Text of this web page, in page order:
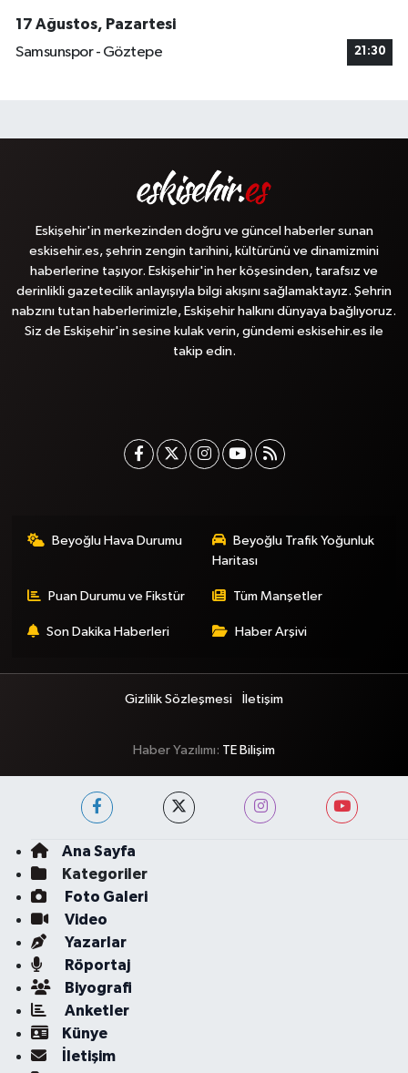
17 Ağustos, Pazartesi
Samsunspor - Göztepe
21:30
Eskişehir'in merkezinden doğru ve güncel haberler sunan
eskisehir.es, şehrin zengin tarihini, kültürünü ve dinamizmini
haberlerine taşıyor. Eskişehir'in her köşesinden, tarafsız ve
derinlikli gazetecilik anlayışıyla bilgi akışını sağlamaktayız. Şehrin
nabzını tutan haberlerimizle, Eskişehir halkını dünyaya bağlıyoruz.
Siz de Eskişehir'in sesine kulak verin, gündemi eskisehir.es ile
takip edin.
Beyoğlu Hava Durumu
Beyoğlu Trafik Yoğunluk
Haritası
Puan Durumu ve Fikstür Tüm Manşetler
Son Dakika Haberleri Haber Arşivi
Gizlilik Sözleşmesi İletişim
Haber Yazılımı: TE Bilişim
Ana Sayfa
Kategoriler
Foto Galeri
Video
Yazarlar
Röportaj
Biyografi
Anketler
Künye
İletişim